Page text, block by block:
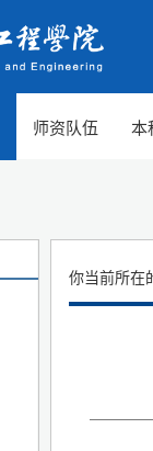
师资队伍 本
你当前所在